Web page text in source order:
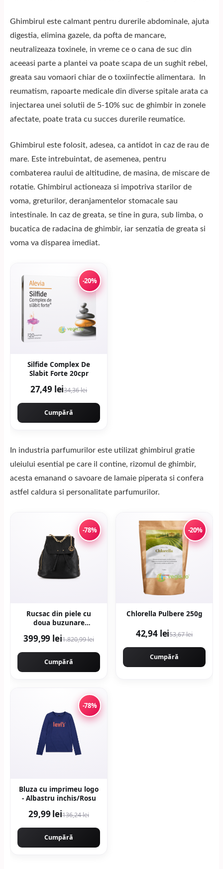
Ghimbirul este calmant pentru durerile abdominale, ajuta
digestia, elimina gazele, da pofta de mancare,
neutralizeaza toxinele, in vreme ce o cana de suc din
aceeasi parte a plantei va poate scapa de un sughit rebel,
greata sau vomaori chiar de o toxiinfectie alimentara. In
reumatism, rapoarte medicale din diverse spitale arata ca
injectarea unei solutii de 5-10% suc de ghimbir in zonele
afectate, poate trata cu succes durerile reumatice.
Ghimbirul este folosit, adesea, ca antidot in caz de rau de
mare. Este intrebuintat, de asemenea, pentru
combaterea raului de altitudine, de masina, de miscare de
rotatie. Ghimbirul actioneaza si impotriva starilor de
voma, greturilor, deranjamentelor stomacale sau
intestinale. In caz de greata, se tine in gura, sub limba, o
bucatica de radacina de ghimbir, iar senzatia de greata si
voma va disparea imediat.
-20%
Silfide Complex De
Slabit Forte 20cpr
27,49 lei34,36 lei
Cumpără
In industria parfumurilor este utilizat ghimbirul gratie
uleiului esential pe care il contine, rizomul de ghimbir,
acesta emanand o savoare de lamaie piperata si confera
astfel caldura si personalitate parfumurilor.
-78%
Rucsac din piele cu
doua buzunare
Negru
399,99 lei1.820,99 lei
Cumpără
-20%
Chlorella Pulbere 250g
42,94 lei53,67 lei
Cumpără
-78%
Bluza cu imprimeu logo
- Albastru inchis/Rosu
29,99 lei136,24 lei
Cumpără